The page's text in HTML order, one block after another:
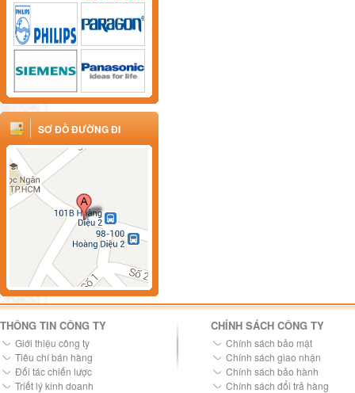
SƠ ĐỒ ĐƯỜNG ĐI
THÔNG TIN CÔNG TY
Giới thiệu công ty
Tiêu chí bán hàng
Đối tác chiến lược
Triết lý kinh doanh
CHÍNH SÁCH CÔNG TY
Chính sách bảo mật
Chính sách giao nhận
Chính sách bảo hành
Chính sách đổi trả hàng